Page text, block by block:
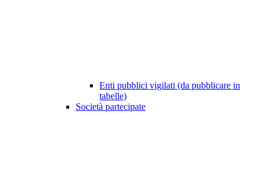
Enti pubblici vigilati (da pubblicare in
tabelle)
Società partecipate